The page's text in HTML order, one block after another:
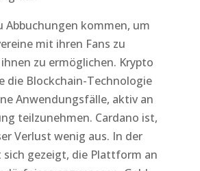
Abbuchungen kommen, um
mit ihren Fans zu
zu ermöglichen. Krypto
die Blockchain-Technologie
Anwendungsfälle, aktiv an
teilzunehmen. Cardano ist,
Verlust wenig aus. In der
sich gezeigt, die Plattform an